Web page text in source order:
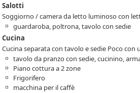
Salotti
Soggiorno / camera da letto luminoso con
guardaroba, poltrona, tavolo con sedie
Cucina
Cucina separata con tavolo e sedie Poco
tavolo da pranzo con sedie, cucinino,
Piano cottura a 2 zone
Frigorifero
macchina per il caffè